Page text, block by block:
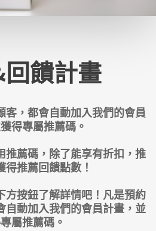
饋計畫
客，都會自動加入我們的會員
得專屬推薦碼。
推薦碼，除了能享有折扣，推
得推薦回饋點數！
方按鈕了解詳情吧！凡是預約
自動加入我們的會員計畫，並
屬推薦碼。